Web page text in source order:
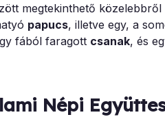
megtekinthető közelebbről
papucs, illetve egy, a
fából faragott csanak, és
Népi